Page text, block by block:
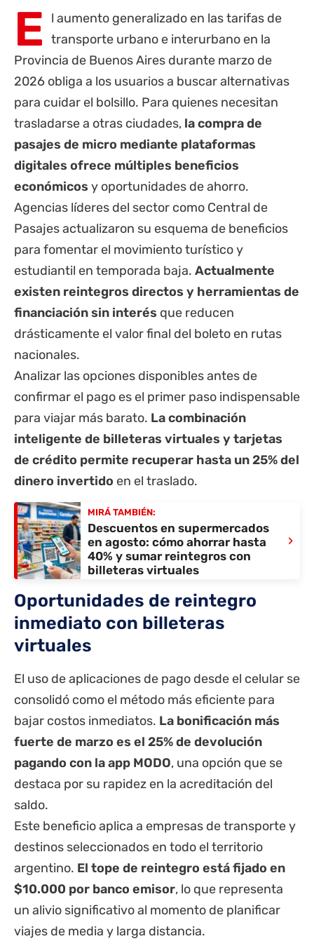
E
l aumento generalizado en las tarifas de
transporte urbano e interurbano en la
Provincia de Buenos Aires durante marzo de
2026 obliga a los usuarios a buscar alternativas
para cuidar el bolsillo. Para quienes necesitan
trasladarse a otras ciudades, la compra de
pasajes de micro mediante plataformas
digitales ofrece múltiples beneficios
económicos y oportunidades de ahorro.
Agencias líderes del sector como Central de
Pasajes actualizaron su esquema de beneficios
para fomentar el movimiento turístico y
estudiantil en temporada baja. Actualmente
existen reintegros directos y herramientas de
financiación sin interés que reducen
drásticamente el valor final del boleto en rutas
nacionales.
Analizar las opciones disponibles antes de
confirmar el pago es el primer paso indispensable
para viajar más barato. La combinación
inteligente de billeteras virtuales y tarjetas
de crédito permite recuperar hasta un 25% del
dinero invertido en el traslado.
MIRÁ TAMBIÉN:
Descuentos en supermercados
en agosto: cómo ahorrar hasta
40% y sumar reintegros con
billeteras virtuales
›
Oportunidades de reintegro
inmediato con billeteras
virtuales
El uso de aplicaciones de pago desde el celular se
consolidó como el método más eficiente para
bajar costos inmediatos. La bonificación más
fuerte de marzo es el 25% de devolución
pagando con la app MODO, una opción que se
destaca por su rapidez en la acreditación del
saldo.
Este beneficio aplica a empresas de transporte y
destinos seleccionados en todo el territorio
argentino. El tope de reintegro está fijado en
$10.000 por banco emisor, lo que representa
un alivio significativo al momento de planificar
viajes de media y larga distancia.